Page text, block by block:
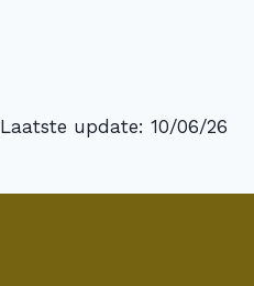
Laatste update: 10/06/26